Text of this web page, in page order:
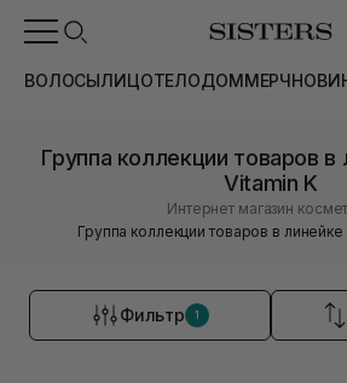
ВОЛОСЫЛИЦОТЕЛОДОММЕРЧ
Группа коллекции товаров в
Vitamin K
Интернет магазин
Группа коллекции товаров в
Фильтр 1